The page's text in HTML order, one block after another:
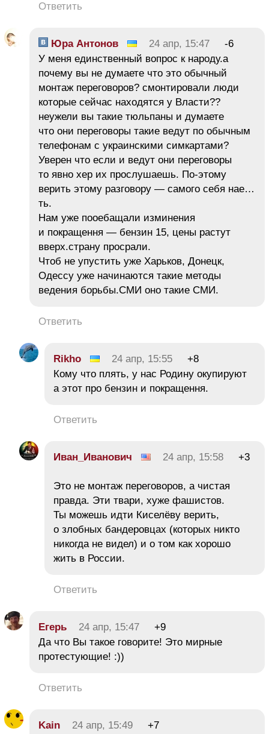
Ответить
Юра Антонов 24 апр, 15:47
-6
У меня единственный вопрос к народу.а
почему вы не думаете что это обычный
монтаж переговоров? смонтировали люди
которые сейчас находятся у Власти??
неужели вы такие тюльпаны и думаете
что они переговоры такие ведут по обычным
телефонам с украинскими симкартами?
Уверен что если и ведут они переговоры
то явно хер их прослушаешь. По-этому
верить этому разговору — самого себя нае…
ть.
Нам уже пооебащали изминения
и покращення — бензин 15, цены растут
вверх.страну просрали.
Чтоб не упустить уже Харьков, Донецк,
Одессу уже начинаются такие методы
ведения борьбы.СМИ оно такие СМИ.
Ответить
Rikho 24 апр, 15:55
+8
Кому что плять, у нас Родину окупируют
а этот про бензин и покращення.
Ответить
Иван_Иванович 24 апр, 15:58 +3
Это не монтаж переговоров, а чистая
правда. Эти твари, хуже фашистов.
Ты можешь идти Киселёву верить,
о злобных бандеровцах (которых никто
никогда не видел) и о том как хорошо
жить в России.
Ответить
Егерь 24 апр, 15:47
+9
Да что Вы такое говорите! Это мирные
протестующие! :))
Ответить
Kain 24 апр, 15:49 +7